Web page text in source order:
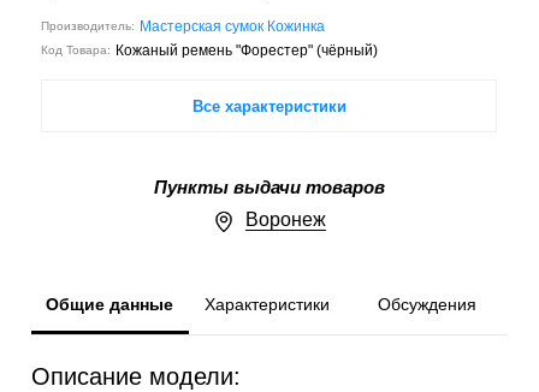
Производитель: Мастерская сумок Кожинка
Код Товара: Кожаный ремень "Форестер" (чёрный)
Все характеристики
Пункты выдачи товаров
Воронеж
Общие данные Характеристики Обсуждения
Описание модели: